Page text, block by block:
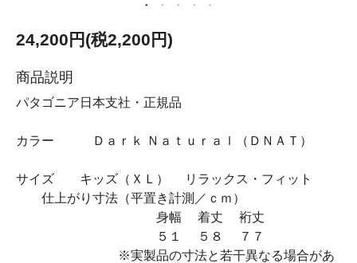
24,200円(税2,200円)
商品説明
パタゴニア日本支社・正規品
カラー Ｄａｒｋ Ｎａｔｕｒａｌ（ＤＮＡＴ）
サイズ キッズ（ＸＬ） リラックス・フィット
仕上がり寸法（平置き計測／ｃｍ）
身幅 着丈 裄丈
５１ ５８ ７７
※実製品の寸法と若干異なる場合があ